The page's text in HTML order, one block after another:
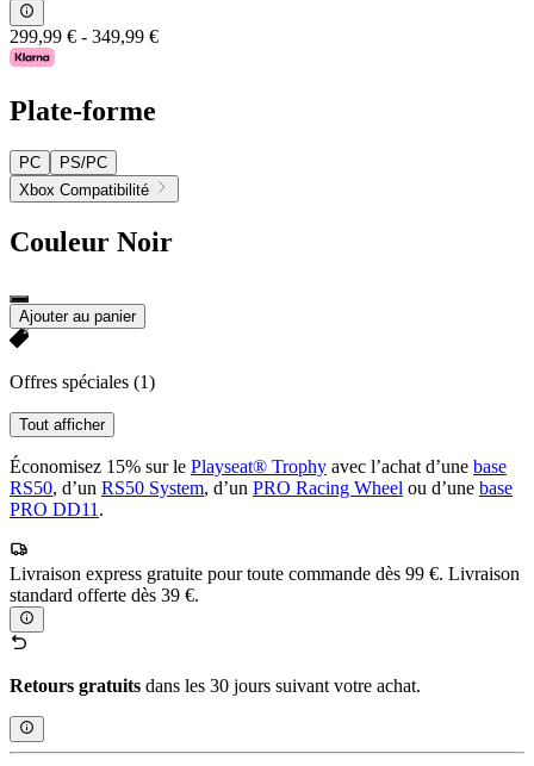
299,99 € - 349,99 €
Plate-forme
PC
PS/PC
Xbox Compatibilité
Couleur Noir
Ajouter au panier
Offres spéciales (1)
Tout afficher
Économisez 15% sur le Playseat® Trophy avec l’achat d’une base
RS50, d’un RS50 System, d’un PRO Racing Wheel ou d’une base
PRO DD11 .
Livraison express gratuite pour toute commande dès 99 €. Livraison
standard offerte dès 39 €.
Retours gratuits dans les 30 jours suivant votre achat.